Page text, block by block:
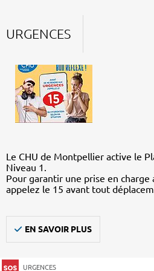
URGENCES
Le CHU de Montpellier active le
Niveau 1.
Pour garantir une prise en charge
appelez le 15 avant tout
EN SAVOIR PLUS
URGENCES